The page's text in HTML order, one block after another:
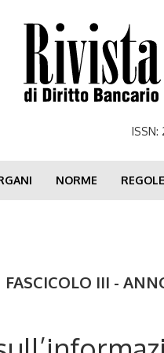
ISSN:
NORME
FASCICOLO III -